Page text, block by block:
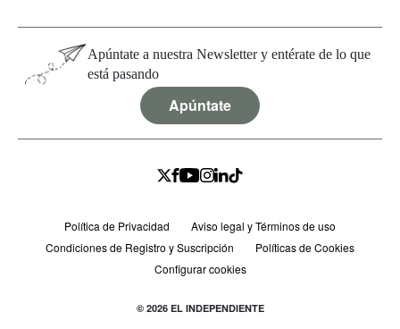
Apúntate a nuestra Newsletter y entérate de lo que
está pasando
Apúntate
Política de Privacidad
Aviso legal y Términos de uso
Condiciones de Registro y Suscripción
Políticas de Cookies
Configurar cookies
© 2026 EL INDEPENDIENTE